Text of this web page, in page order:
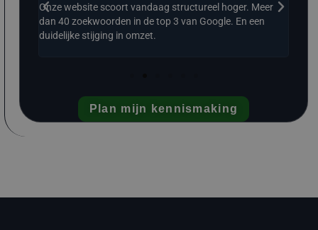
Onze website scoort vandaag structureel hoger. Meer
dan 40 zoekwoorden in de top 3 van Google. En een
duidelijke stijging in omzet.
Plan mijn kennismaking